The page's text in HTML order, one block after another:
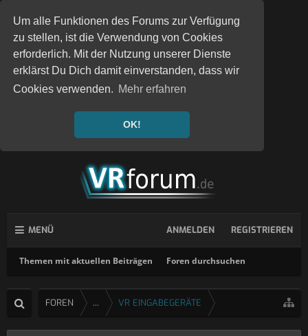
Um alle Funktionen des Forums zur Verfügung
zu stellen, ist die Verwendung von Cookies
erforderlich. Mit der Nutzung unserer Dienste
erklärst Du Dich damit einverstanden, dass wir
Cookies verwenden. Mehr erfahren
OK!
MENÜ
Themen mit aktuellen Beiträgen Foren durchsuchen
ANMELDEN REGISTRIEREN
FOREN ... VR EINGABEGERÄTE